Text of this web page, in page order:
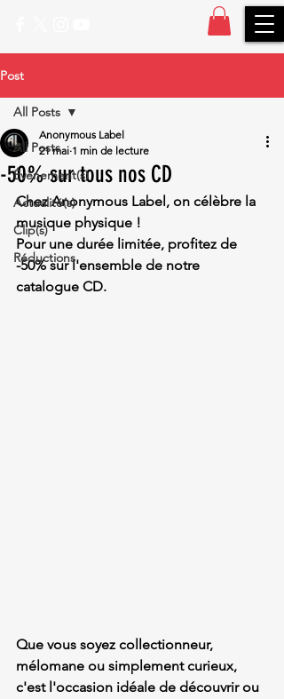
Post
All Posts
Évènement(s)
Actualité(s)
Clip(s)
Réductions
All Posts
-50% sur tous nos CD
Anonymous Label
21 mai 1 min de lecture
Chez Anonymous Label , on célèbre la
musique physique !
Pour une durée limitée, profitez de
-50% sur l'ensemble de notre
catalogue CD.
Que vous soyez collectionneur,
mélomane ou simplement curieux,
c'est l'occasion idéale de découvrir ou